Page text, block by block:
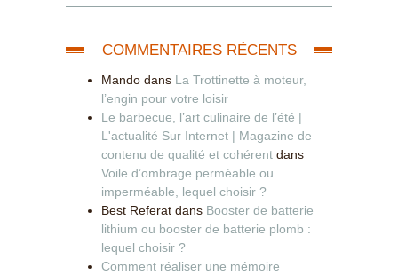
COMMENTAIRES RÉCENTS
Mando dans La Trottinette à moteur,
l’engin pour votre loisir
Le barbecue, l’art culinaire de l’été |
L'actualité Sur Internet | Magazine de
contenu de qualité et cohérent dans
Voile d’ombrage perméable ou
imperméable, lequel choisir ?
Best Referat dans Booster de batterie
lithium ou booster de batterie plomb :
lequel choisir ?
Comment réaliser une mémoire